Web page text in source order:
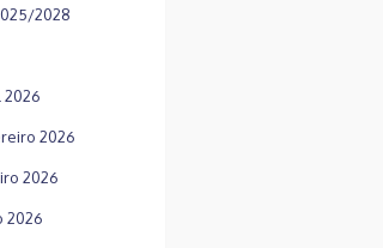
2028
2026
2026
2026
2026